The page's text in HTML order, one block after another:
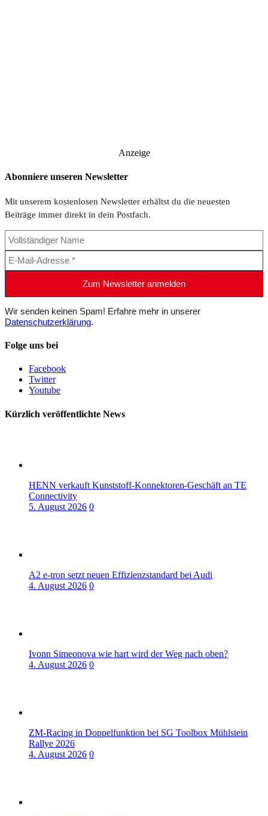
Anzeige
Abonniere unseren Newsletter
Mit unserem kostenlosen Newsletter erhältst du die neuesten
Beiträge immer direkt in dein Postfach.
Wir senden keinen Spam! Erfahre mehr in unserer
Datenschutzerklärung.
Folge uns bei
Facebook
Twitter
Youtube
Kürzlich veröffentlichte News
HENN verkauft Kunststoff-Konnektoren-Geschäft an TE
Connectivity
5. August 2026 0
A2 e-tron setzt neuen Effizienzstandard bei Audi
4. August 2026 0
Ivonn Simeonova wie hart wird der Weg nach oben?
4. August 2026 0
ZM-Racing in Doppelfunktion bei SG Toolbox Mühlstein
Rallye 2026
4. August 2026 0